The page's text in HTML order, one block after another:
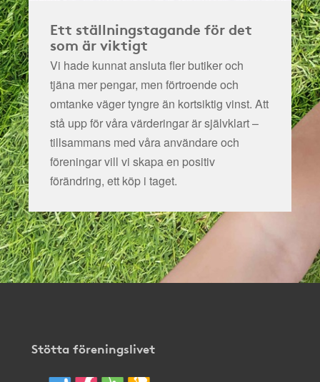
Ett ställningstagande för det
som är viktigt
Vi hade kunnat ansluta fler butiker och
tjäna mer pengar, men förtroende och
omtanke väger tyngre än kortsiktig vinst. Att
stå upp för våra värderingar är självklart –
tillsammans med våra användare och
föreningar vill vi skapa en positiv
förändring, ett köp i taget.
Stötta föreningslivet